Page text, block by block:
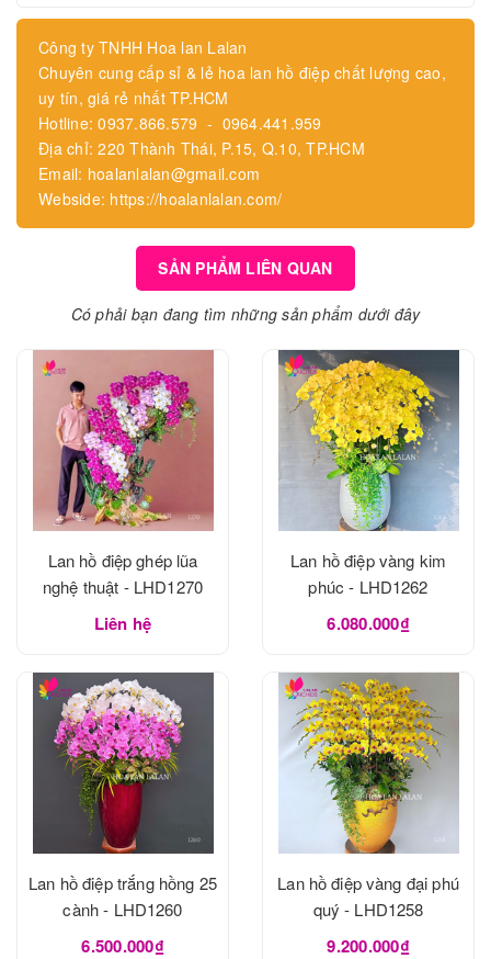
Công ty TNHH Hoa lan Lalan
Chuyên cung cấp sỉ & lẻ hoa lan hồ điệp chất lượng cao,
uy tín, giá rẻ nhất TP.HCM
Hotline: 0937.866.579 - 0964.441.959
Địa chỉ: 220 Thành Thái, P.15, Q.10, TP.HCM
Email: hoalanlalan@gmail.com
Webside: https://hoalanlalan.com/
SẢN PHẨM LIÊN QUAN
Có phải bạn đang tìm những sản phẩm dưới đây
Lan hồ điệp ghép lũa
nghệ thuật - LHD1270
Liên hệ
Lan hồ điệp vàng kim
phúc - LHD1262
6.080.000₫
Lan hồ điệp trắng hồng 25
cành - LHD1260
6.500.000₫
Lan hồ điệp vàng đại phú
quý - LHD1258
9.200.000₫